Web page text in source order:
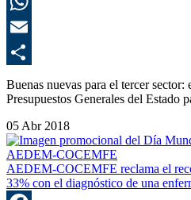
Buenas nuevas para el tercer
Presupuestos Generales del Estado
05 Abr 2018
AEDEM-COCEMFE reclama el
33% con el diagnóstico de una